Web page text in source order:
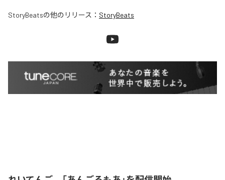
StoryBeatsの他のリリース： StoryBeats